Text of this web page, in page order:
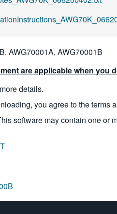
AWG70001A, AWG70001B
are applicable when you
details.
you agree to the terms
software may contain one or